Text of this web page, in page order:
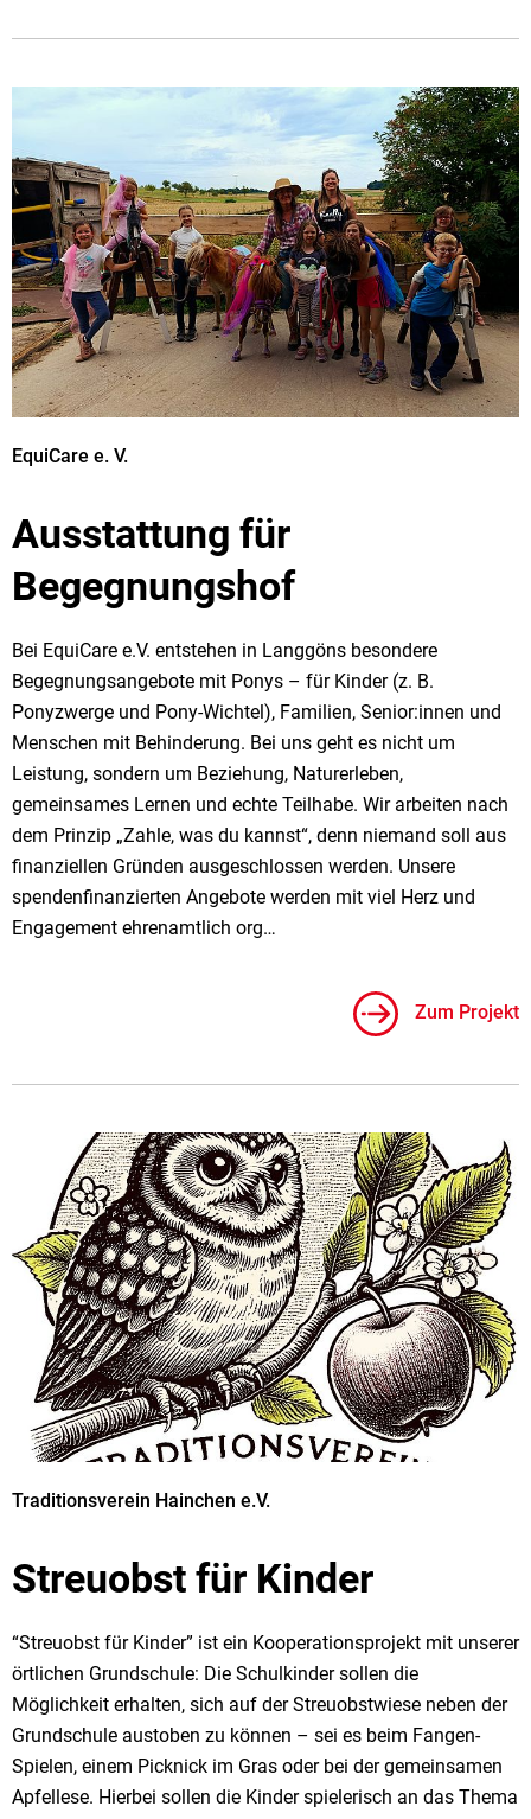
Ausstattung für
Begegnungshof
EquiCare e. V.
Bei EquiCare e.V. entstehen in Langgöns besondere
Begegnungsangebote mit Ponys – für Kinder (z. B.
Ponyzwerge und Pony-Wichtel), Familien, Senior:innen und
Menschen mit Behinderung. Bei uns geht es nicht um
Leistung, sondern um Beziehung, Naturerleben,
gemeinsames Lernen und echte Teilhabe. Wir arbeiten nach
dem Prinzip „Zahle, was du kannst“, denn niemand soll aus
finanziellen Gründen ausgeschlossen werden. Unsere
spendenfinanzierten Angebote werden mit viel Herz und
Engagement ehrenamtlich org…
Zum Projekt
Streuobst für Kinder
Traditionsverein Hainchen e.V.
“Streuobst für Kinder” ist ein Kooperationsprojekt mit unserer
örtlichen Grundschule: Die Schulkinder sollen die
Möglichkeit erhalten, sich auf der Streuobstwiese neben der
Grundschule austoben zu können – sei es beim Fangen-
Spielen, einem Picknick im Gras oder bei der gemeinsamen
Apfellese. Hierbei sollen die Kinder spielerisch an das Thema